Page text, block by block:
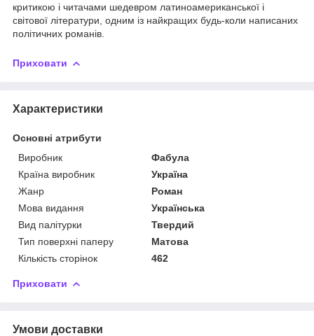
критикою і читачами шедевром латиноамериканської і
світової літератури, одним із найкращих будь-­коли написаних
політичних романів.
Приховати
Характеристики
Основні атрибути
Виробник
Фабула
Країна виробник
Україна
Жанр
Роман
Мова видання
Українська
Вид палітурки
Твердий
Тип поверхні паперу
Матова
Кількість сторінок
462
Приховати
Умови доставки